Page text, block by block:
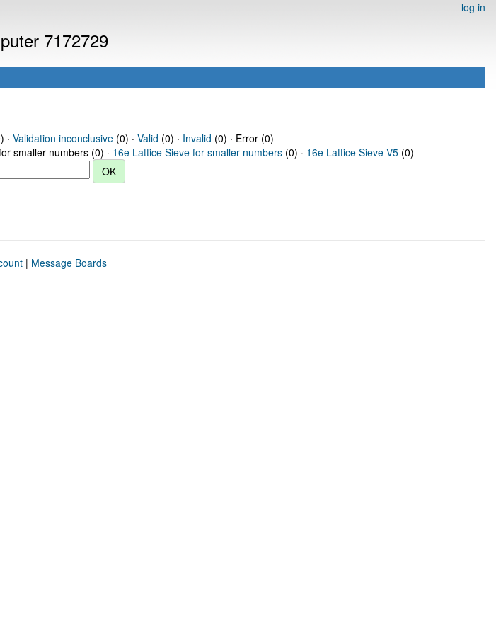
log in
7172729
· Validation inconclusive(0) · Valid (0) · Invalid (0) · Error (0)
smaller numbers (0) · 16e Lattice Sieve for smaller numbers (0) · 16e Lattice Sieve V5 (0)
| Message Boards